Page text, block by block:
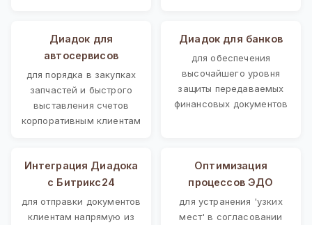
Диадок для
автосервисов
для порядка в закупках
запчастей и быстрого
выставления счетов
корпоративным клиентам
Диадок для банков
для обеспечения
высочайшего уровня
защиты передаваемых
финансовых документов
Интеграция Диадока
с Битрикс24
для отправки документов
клиентам напрямую из
Оптимизация
процессов ЭДО
для устранения 'узких
мест' в согласовании